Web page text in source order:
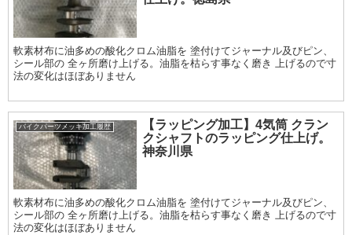
軟素材布に油多めの酸化クロム油脂を 塗付けてジャーナル及びピン、
シール部の 全ヶ所磨け上げる。油脂を枯らす事なく磨き 上げるので寸
法の変化はほぼありません
バイクパーツメッキ加工履歴
【ラッピング加工】4気筒 クラン
クシャフトのラッピング仕上げ。
神奈川県
軟素材布に油多めの酸化クロム油脂を 塗付けてジャーナル及びピン、
シール部の 全ヶ所磨け上げる。油脂を枯らす事なく磨き 上げるので寸
法の変化はほぼありません